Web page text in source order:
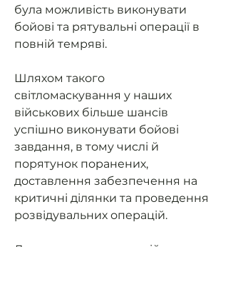
була можливість виконувати
бойові та рятувальні операції в
повній темряві.
Шляхом такого
світломаскування у наших
військових більше шансів
успішно виконувати бойові
завдання, в тому числі й
порятунок поранених,
доставлення забезпечення на
критичні ділянки та проведення
розвідувальних операцій.
Допоможемо нашим військовим